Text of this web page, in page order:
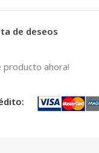
de deseos
ahora!